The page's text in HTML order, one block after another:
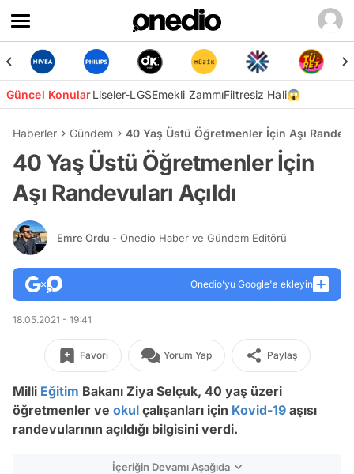
Güncel KonularLiseler-LGSEmekli ZammıFiltresiz Hali😱
Haberler Gündem 40 Yaş Üstü Öğretmenler İçin Aşı
40 Yaş Üstü Öğretmenler İçin
Aşı Randevuları Açıldı
Emre Ordu - Onedio Haber ve Gündem Editörü
Onedio’yu Google'a ekleyin
18.05.2021 - 19:41
Favori Yorum Yap Paylaş
Milli Eğitim Bakanı Ziya Selçuk, 40 yaş üzeri
öğretmenler ve okul çalışanları için Kovid-19 aşısı
randevularının açıldığı bilgisini verdi.
İçeriğin Devamı Aşağıda